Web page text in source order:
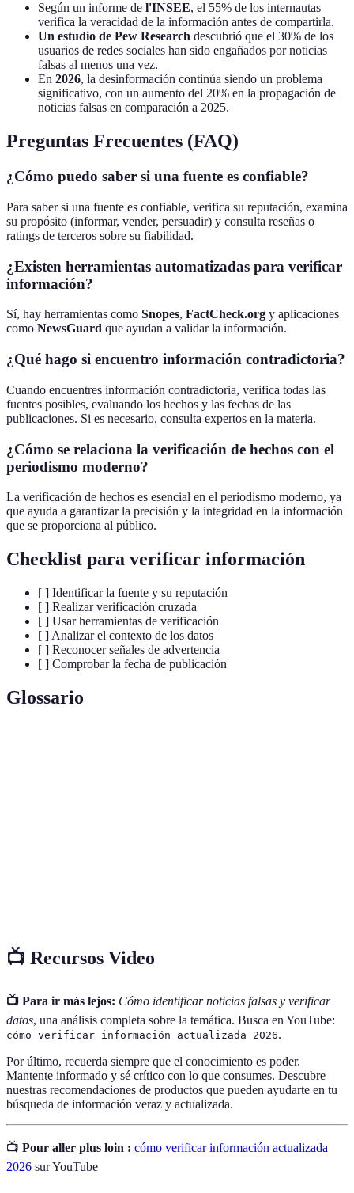
Según un informe de l'INSEE, el 55% de los internautas
verifica la veracidad de la información antes de compartirla.
Un estudio de Pew Research descubrió que el 30% de los
usuarios de redes sociales han sido engañados por noticias
falsas al menos una vez.
En 2026, la desinformación continúa siendo un problema
significativo, con un aumento del 20% en la propagación de
noticias falsas en comparación a 2025.
Preguntas Frecuentes (FAQ)
¿Cómo puedo saber si una fuente es confiable?
Para saber si una fuente es confiable, verifica su reputación, examina
su propósito (informar, vender, persuadir) y consulta reseñas o
ratings de terceros sobre su fiabilidad.
¿Existen herramientas automatizadas para verificar
información?
Sí, hay herramientas como Snopes, FactCheck.org y aplicaciones
como NewsGuard que ayudan a validar la información.
¿Qué hago si encuentro información contradictoria?
Cuando encuentres información contradictoria, verifica todas las
fuentes posibles, evaluando los hechos y las fechas de las
publicaciones. Si es necesario, consulta expertos en la materia.
¿Cómo se relaciona la verificación de hechos con el
periodismo moderno?
La verificación de hechos es esencial en el periodismo moderno, ya
que ayuda a garantizar la precisión y la integridad en la información
que se proporciona al público.
Checklist para verificar información
[ ] Identificar la fuente y su reputación
[ ] Realizar verificación cruzada
[ ] Usar herramientas de verificación
[ ] Analizar el contexto de los datos
[ ] Reconocer señales de advertencia
[ ] Comprobar la fecha de publicación
Glossario
📺 Recursos Video
📺 Para ir más lejos: Cómo identificar noticias falsas y verificar
datos, una análisis completa sobre la temática. Busca en YouTube:
cómo verificar información actualizada 2026.
Por último, recuerda siempre que el conocimiento es poder.
Mantente informado y sé crítico con lo que consumes. Descubre
nuestras recomendaciones de productos que pueden ayudarte en tu
búsqueda de información veraz y actualizada.
📺 Pour aller plus loin : cómo verificar información actualizada
2026 sur YouTube